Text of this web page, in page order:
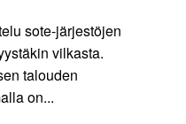
sote-järjestöjen
vilkasta.
talouden
on...